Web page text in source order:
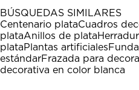
1
estrella
Esta
acción
abrirá
el
formulario
estrellas.
Esta
acción
abrirá
el
formulario
estrellas.
Esta
acción
abrirá
el
formulario
estrellas.
Esta
acción
abrirá
el
formulario
estrellas.
Esta
acción
abrirá
el
formulario
BÚSQUEDAS SIMILARES
Centenario plataCuadros
plataAnillos de plata
plataPlantas artificiales
estándarFrazada para
decorativa en color blanca